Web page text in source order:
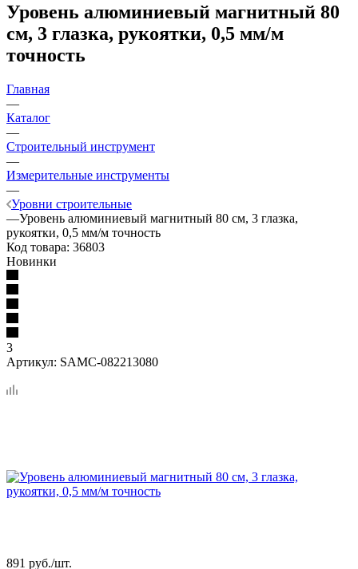
Уровень алюминиевый магнитный 80
см, 3 глазка, рукоятки, 0,5 мм/м
точность
Главная
—
Каталог
—
Строительный инструмент
—
Измерительные инструменты
—
Уровни строительные
—Уровень алюминиевый магнитный 80 см, 3 глазка,
рукоятки, 0,5 мм/м точность
Код товара: 36803
Новинки
3
Артикул: SAMC-082213080
891 руб./шт.